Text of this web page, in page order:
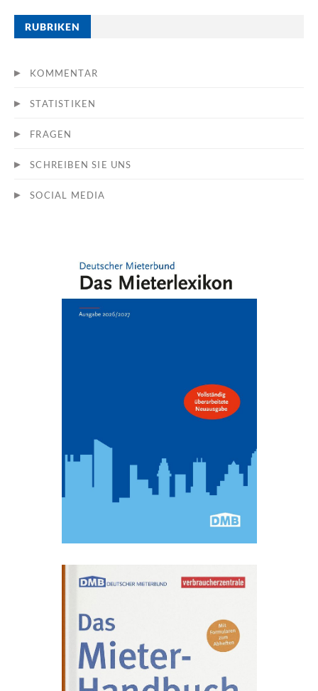
RUBRIKEN
KOMMENTAR
STATISTIKEN
FRAGEN
SCHREIBEN SIE UNS
SOCIAL MEDIA